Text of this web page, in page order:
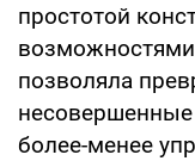
простотой
позволяла
более-менее